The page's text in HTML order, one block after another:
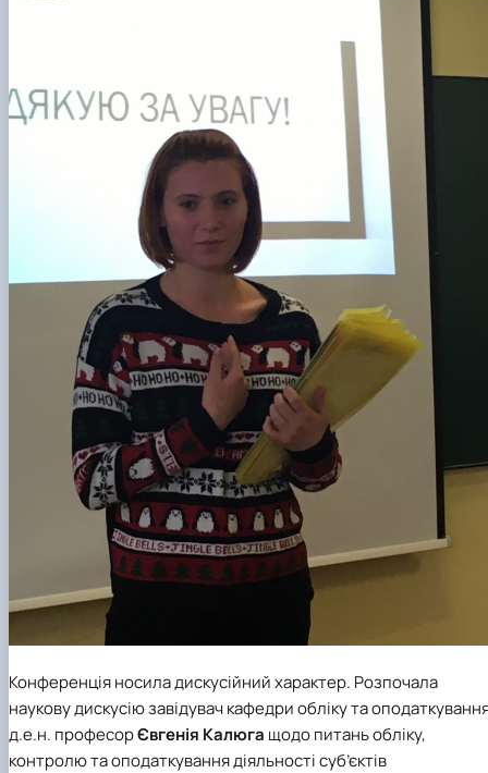
Конференція носила дискусійний характер. Розпочала
наукову дискусію завідувач кафедри обліку та
д.е.н. професорЄвгенія Калюга щодо питань обліку,
контролю та оподаткування діяльності суб’єктів